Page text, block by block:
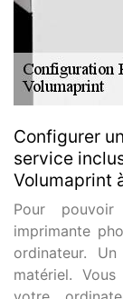
Configurer
service
Volumaprint
Pour pouvoir
imprimante
ordinateur.
matériel.